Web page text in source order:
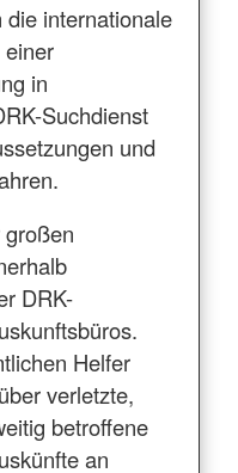
internationale
in
Suchdienst
und
DRK-
Helfer
verletzte,
betroffene
an